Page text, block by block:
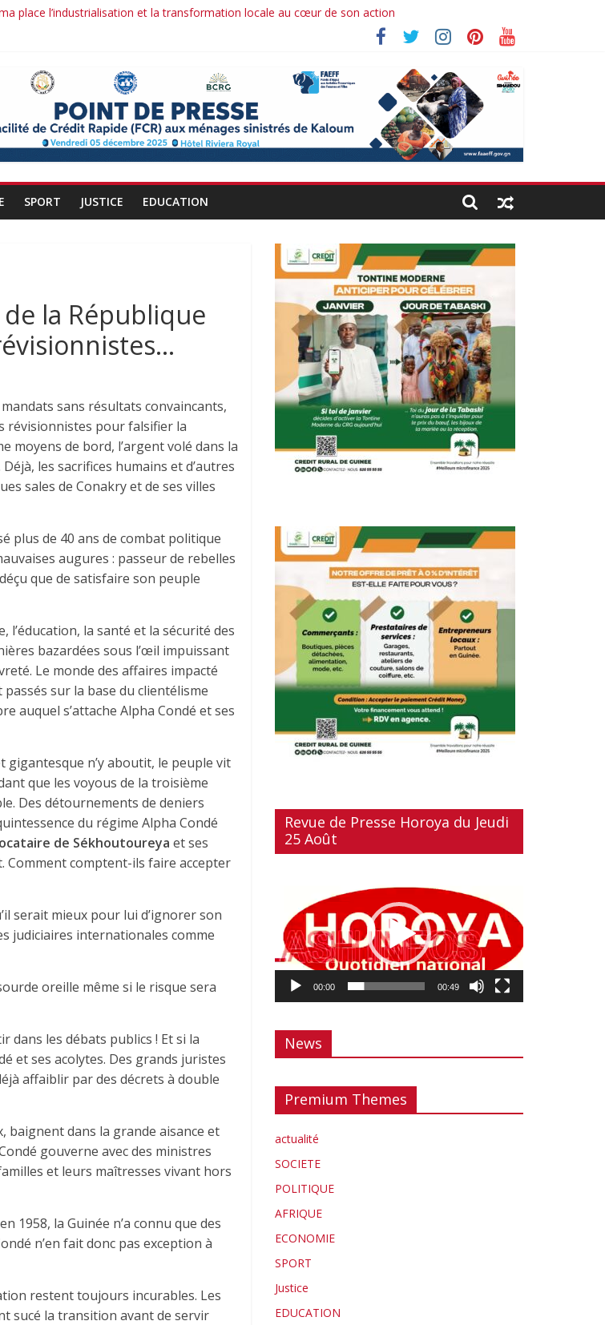
place l’industrialisation et la transformation locale au cœur de son action
envers un homme de résultats
Président et de son pays.
SPORT JUSTICE EDUCATION
la République
sans résultats convaincants,
révisionnistes pour falsifier la
moyens de bord, l’argent volé dans la
les sacrifices humains et d’autres
sales de Conakry et de ses villes
plus de 40 ans de combat politique
augures : passeur de rebelles
que de satisfaire son peuple
l’éducation, la santé et la sécurité des
bazardées sous l’œil impuissant
Le monde des affaires impacté
sur la base du clientélisme
auquel s’attache Alpha Condé et ses
n’y aboutit, le peuple vit
que les voyous de la troisième
Des détournements de deniers
du régime Alpha Condé
de Sékhoutoureya et ses
comptent-ils faire accepter
serait mieux pour lui d’ignorer son
judiciaires internationales comme
oreille même si le risque sera
dans les débats publics ! Et si la
et ses acolytes. Des grands juristes
affaiblir par des décrets à double
baignent dans la grande aisance et
gouverne avec des ministres
et leurs maîtresses vivant hors
1958, la Guinée n’a connu que des
n’en fait donc pas exception à
restent toujours incurables. Les
sucé la transition avant de servir
Revue de Presse Horoya du Jeudi
25 Août
00:00 00:49
News
Premium Themes
actualité
SOCIETE
POLITIQUE
AFRIQUE
ECONOMIE
SPORT
Justice
EDUCATION